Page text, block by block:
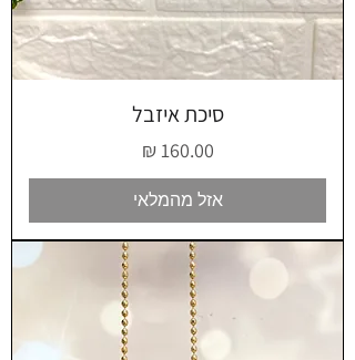
סיכת איזבל
מחיר
אזל מהמלאי